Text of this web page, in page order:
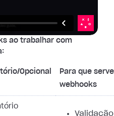
ao trabalhar com
Opcional
Para que
webhooks